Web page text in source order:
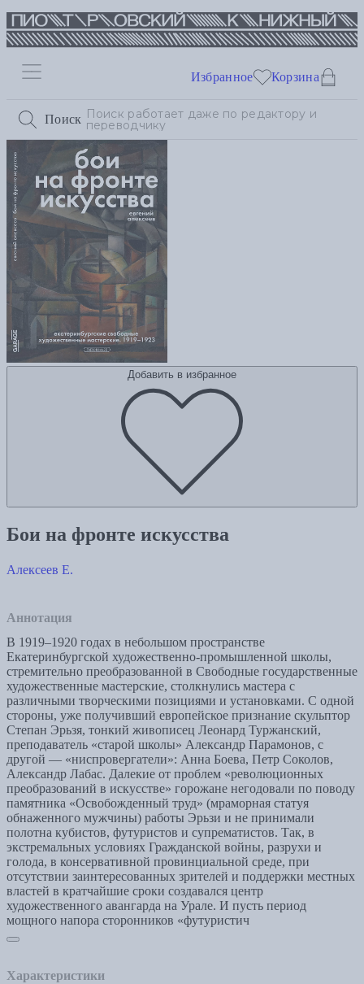
Поиск
Избранное Корзина
Добавить в избранное
Бои на фронте искусства
Алексеев Е.
Аннотация
В 1919–1920 годах в небольшом пространстве
Екатеринбургской художественно-промышленной школы,
стремительно преобразованной в Свободные государственные
художественные мастерские, столкнулись мастера с
различными творческими позициями и установками. С одной
стороны, уже получивший европейское признание скульптор
Степан Эрьзя, тонкий живописец Леонард Туржанский,
преподаватель «старой школы» Александр Парамонов, с
другой — «ниспровергатели»: Анна Боева, Петр Соколов,
Александр Лабас. Далекие от проблем «революционных
преобразований в искусстве» горожане негодовали по поводу
памятника «Освобожденный труд» (мраморная статуя
обнаженного мужчины) работы Эрьзи и не принимали
полотна кубистов, футуристов и супрематистов. Так, в
экстремальных условиях Гражданской войны, разрухи и
голода, в консервативной провинциальной среде, при
отсутствии заинтересованных зрителей и поддержки местных
властей в кратчайшие сроки создавался центр
художественного авангарда на Урале. И пусть период
мощного напора сторонников «футуристич
Характеристики